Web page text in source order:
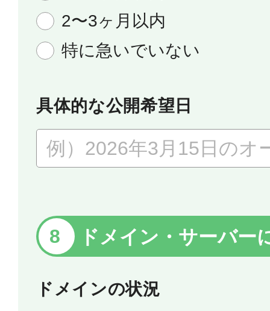
2〜3ヶ月以内
特に急いでいない
具体的な公開希望日
ドメイン・サーバー
ドメインの状況